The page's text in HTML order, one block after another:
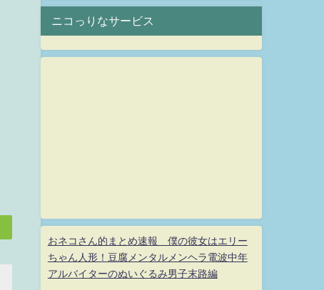
ニコっりなサービス
おネコさん的まとめ速報 僕の彼女はエリー
ちゃん人形！豆腐メンタルメンヘラ電波中年
アルバイターのぬいぐるみ男子末路編